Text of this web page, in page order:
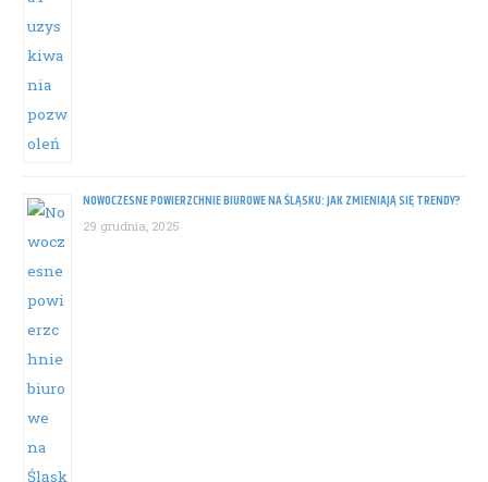
NOWOCZESNE POWIERZCHNIE BIUROWE NA ŚLĄSKU: JAK ZMIENIAJĄ SIĘ TRENDY?
29 grudnia, 2025